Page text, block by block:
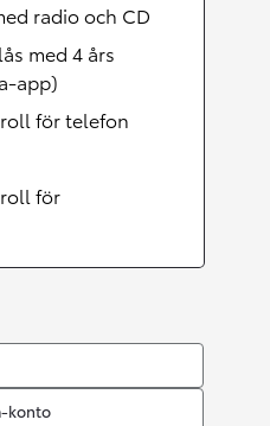
radio och CD
med 4 års
app)
för telefon
för
konto